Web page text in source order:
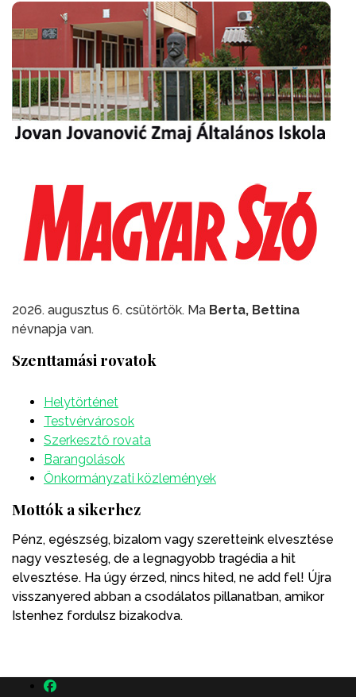
2026. augusztus 6. csütörtök. Ma Berta, Bettina
névnapja van.
Szenttamási rovatok
Helytörténet
Testvérvárosok
Szerkesztő rovata
Barangolások
Önkormányzati közlemények
Mottók a sikerhez
Pénz, egészség, bizalom vagy szeretteink elvesztése
nagy veszteség, de a legnagyobb tragédia a hit
elvesztése. Ha úgy érzed, nincs hited, ne add fel! Újra
visszanyered abban a csodálatos pillanatban, amikor
Istenhez fordulsz bizakodva.